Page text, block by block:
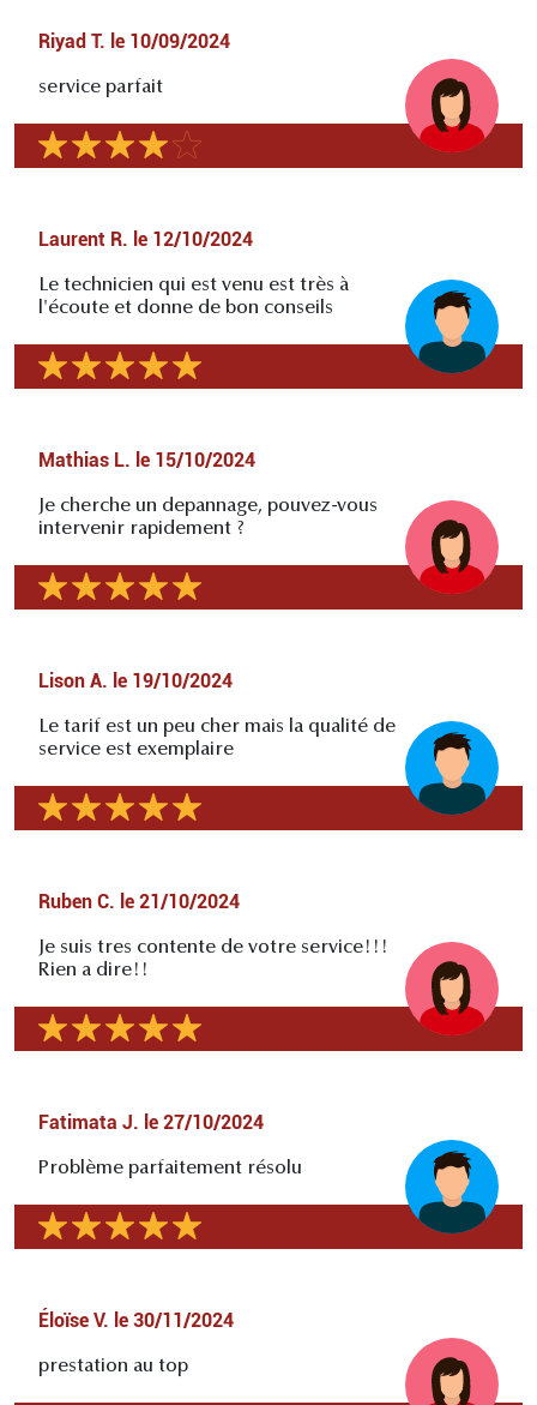
Riyad T. le 10/09/2024
service parfait
Laurent R. le 12/10/2024
Le technicien qui est venu est très à
l'écoute et donne de bon conseils
Mathias L. le 15/10/2024
Je cherche un depannage, pouvez-vous
intervenir rapidement ?
Lison A. le 19/10/2024
Le tarif est un peu cher mais la qualité de
service est exemplaire
Ruben C. le 21/10/2024
Je suis tres contente de votre service!!!
Rien a dire!!
Fatimata J. le 27/10/2024
Problème parfaitement résolu
Éloïse V. le 30/11/2024
prestation au top